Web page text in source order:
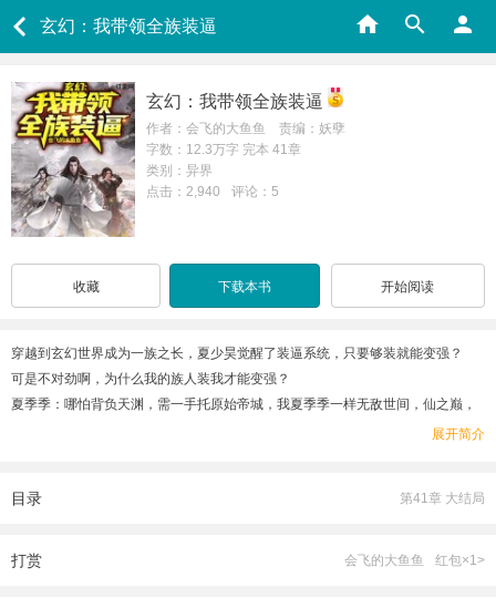
玄幻：我带领全族装逼
玄幻：我带领全族装逼
作者：会飞的大鱼鱼 责编：妖孽
字数：12.3万字 完本 41章
类别：异界
点击：2,940
评论：5
收藏 下载本书 开始阅读
穿越到玄幻世界成为一族之长，夏少昊觉醒了装逼系统，只要够装就能变强？
可是不对劲啊，为什么我的族人装我才能变强？
夏季季：哪怕背负天渊，需一手托原始帝城，我夏季季一样无敌世间，仙之巅，
夏童童：小孩儿？哼，无知，当你经过七重的孤独，才能成为真正的强者！
…
展开简介
目录 第41章 大结局
打赏 会飞的大鱼鱼 红包×1>